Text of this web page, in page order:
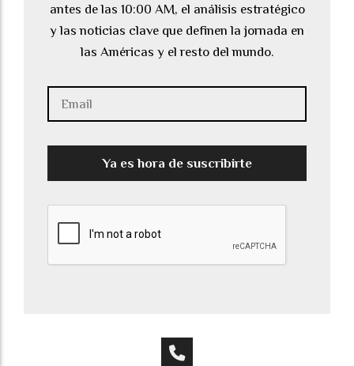
antes de las 10:00 AM, el análisis estratégico
y las noticias clave que definen la jornada en
las Américas y el resto del mundo.
Ya es hora de suscribirte